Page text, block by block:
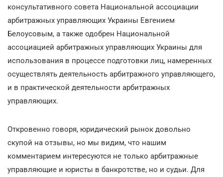
консультативного совета Национальной ассоциации
арбитражных управляющих Украины Евгением
Белоусовым, а также одобрен Национальной
ассоциацией арбитражных управляющих Украины для
использования в процессе подготовки лиц, намеренных
осуществлять деятельность арбитражного управляющего,
и в практической деятельности арбитражных
управляющих.
Откровенно говоря, юридический рынок довольно
скупой на отзывы, но мы видим, что нашим
комментарием интересуются не только арбитражные
управляющие и юристы в банкротстве, но и судьи. Для